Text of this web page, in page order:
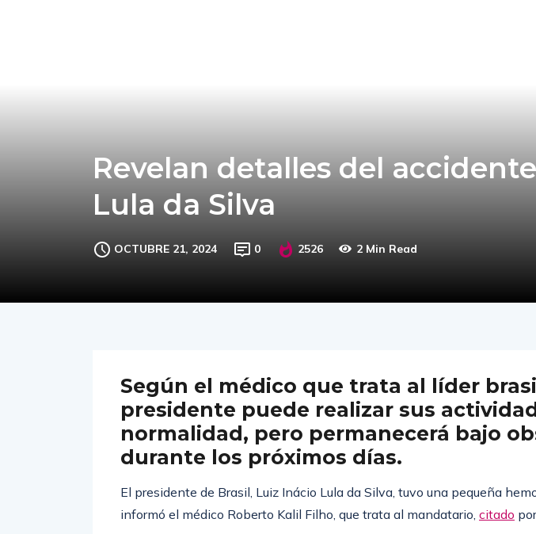
Revelan detalles del
Lula da Silva
OCTUBRE 21, 2024 0 2526 2 Min Read
Según el médico que trata al líder
presidente puede realizar sus
normalidad, pero permanecerá bajo
durante los próximos días.
El presidente de Brasil, Luiz Inácio Lula da Silva, tuvo una pequeña
informó el médico Roberto Kalil Filho, que trata al mandatario, citado